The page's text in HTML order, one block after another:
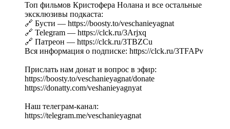
Топ фильмов Кристофера Нолана и все остальные
эксклюзивы подкаста:
🔗 Бусти — https://boosty.to/veschanieyagnat
🔗 Telegram — https://clck.ru/3Arjxq
🔗 Патреон — https://clck.ru/3TBZCu
Вся информация о подписке: https://clck.ru/3TFAPv
Прислать нам донат и вопрос в эфир:
https://boosty.to/veschanieyagnat/donate
https://donatty.com/veshanieyagnyat
Наш телеграм-канал:
https://telegram.me/veschanieyagnat